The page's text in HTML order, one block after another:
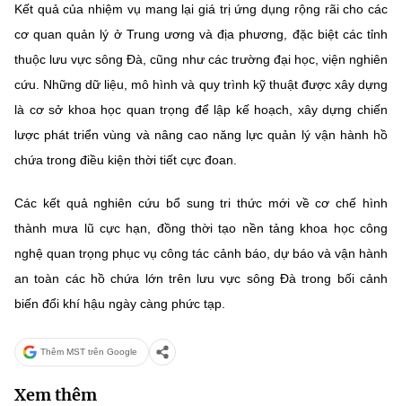
Kết quả của nhiệm vụ mang lại giá trị ứng dụng rộng rãi cho các
cơ quan quản lý ở Trung ương và địa phương, đặc biệt các tỉnh
thuộc lưu vực sông Đà, cũng như các trường đại học, viện nghiên
cứu. Những dữ liệu, mô hình và quy trình kỹ thuật được xây dựng
là cơ sở khoa học quan trọng để lập kế hoạch, xây dựng chiến
lược phát triển vùng và nâng cao năng lực quản lý vận hành hồ
chứa trong điều kiện thời tiết cực đoan.
Các kết quả nghiên cứu bổ sung tri thức mới về cơ chế hình
thành mưa lũ cực hạn, đồng thời tạo nền tảng khoa học công
nghệ quan trọng phục vụ công tác cảnh báo, dự báo và vận hành
an toàn các hồ chứa lớn trên lưu vực sông Đà trong bối cảnh
biến đổi khí hậu ngày càng phức tạp.
Thêm MST trên Google
Xem thêm